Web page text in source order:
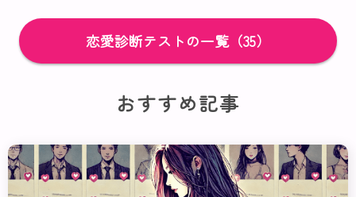
恋愛診断テストの一覧（35）
おすすめ記事